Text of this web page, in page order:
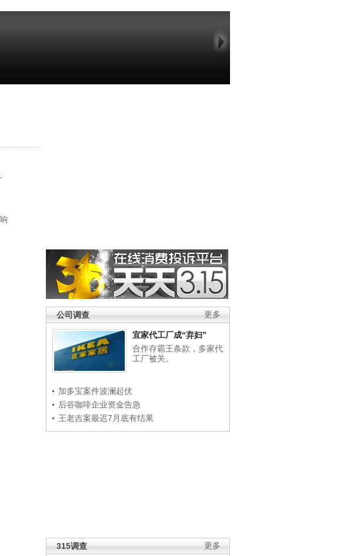
更多
公司调查
宜家代工厂成“弃妇”
合作存霸王条款，多家代
工厂被关。
加多宝案件波澜起伏
后谷咖啡企业资金告急
王老吉案最迟7月底有结果
更多
315调查